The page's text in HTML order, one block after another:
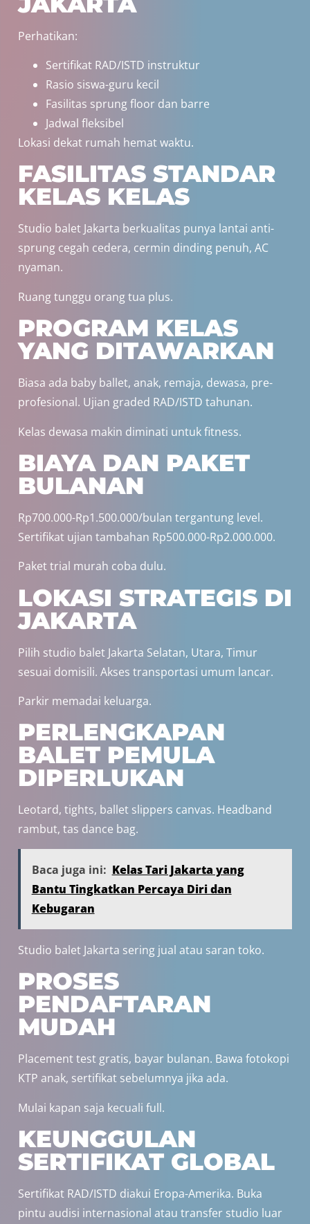
Perhatikan:
Sertifikat RAD/ISTD instruktur
Rasio siswa-guru kecil
Fasilitas sprung floor dan barre
Jadwal fleksibel
Lokasi dekat rumah hemat waktu.
FASILITAS STANDAR
KELAS KELAS
Studio balet Jakarta berkualitas punya lantai anti-
sprung cegah cedera, cermin dinding penuh, AC
nyaman.
Ruang tunggu orang tua plus.
PROGRAM KELAS
YANG DITAWARKAN
Biasa ada baby ballet, anak, remaja, dewasa, pre-
profesional. Ujian graded RAD/ISTD tahunan.
Kelas dewasa makin diminati untuk fitness.
BIAYA DAN PAKET
BULANAN
Rp700.000-Rp1.500.000/bulan tergantung level.
Sertifikat ujian tambahan Rp500.000-Rp2.000.000.
Paket trial murah coba dulu.
LOKASI STRATEGIS DI
JAKARTA
Pilih studio balet Jakarta Selatan, Utara, Timur
sesuai domisili. Akses transportasi umum lancar.
Parkir memadai keluarga.
PERLENGKAPAN
BALET PEMULA
DIPERLUKAN
Leotard, tights, ballet slippers canvas. Headband
rambut, tas dance bag.
Baca juga ini: Kelas Tari Jakarta yang
Bantu Tingkatkan Percaya Diri dan
Kebugaran
Studio balet Jakarta sering jual atau saran toko.
PROSES
PENDAFTARAN
MUDAH
Placement test gratis, bayar bulanan. Bawa fotokopi
KTP anak, sertifikat sebelumnya jika ada.
Mulai kapan saja kecuali full.
KEUNGGULAN
SERTIFIKAT GLOBAL
Sertifikat RAD/ISTD diakui Eropa-Amerika. Buka
pintu audisi internasional atau transfer studio luar